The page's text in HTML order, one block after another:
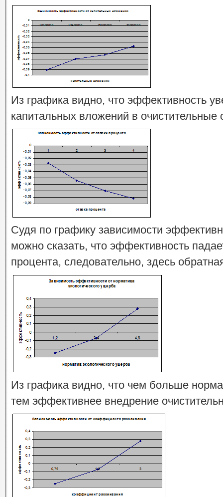
Из графика видно, что эффективность
капитальных вложений в очистительные
Судя по графику зависимости
можно сказать, что эффективность
процента, следовательно, здесь
Из графика видно, что чем больше
тем эффективнее внедрение